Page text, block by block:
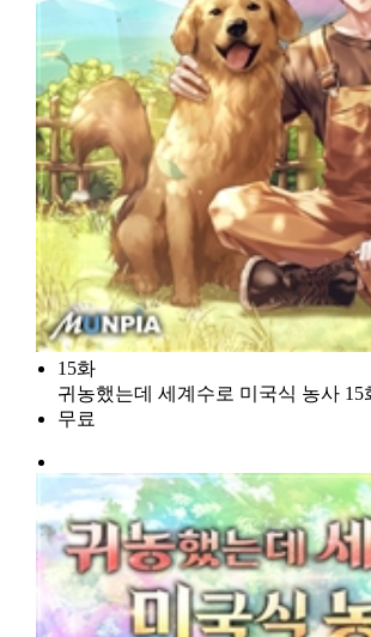
15화
귀농했는데 세계수로 미국식 농사 15
무료